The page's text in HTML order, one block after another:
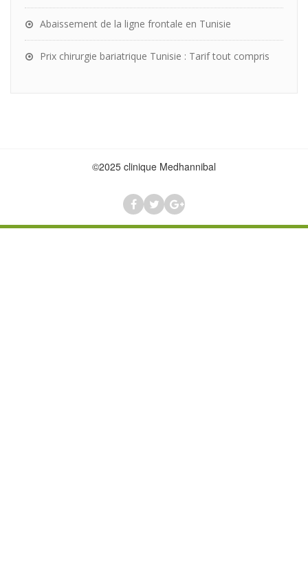
Abaissement de la ligne frontale en Tunisie
Prix chirurgie bariatrique Tunisie : Tarif tout compris
©2025 clinique Medhannibal